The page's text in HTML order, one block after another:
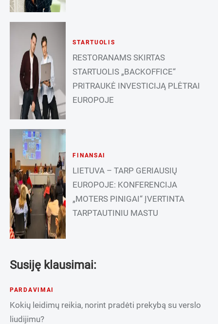
STARTUOLIS
RESTORANAMS SKIRTAS
STARTUOLIS „BACKOFFICE“
PRITRAUKĖ INVESTICIJĄ PLĖTRAI
EUROPOJE
FINANSAI
LIETUVA – TARP GERIAUSIŲ
EUROPOJE: KONFERENCIJA
„MOTERS PINIGAI“ ĮVERTINTA
TARPTAUTINIU MASTU
Susiję klausimai:
PARDAVIMAI
Kokių leidimų reikia, norint pradėti prekybą su verslo
liudijimu?